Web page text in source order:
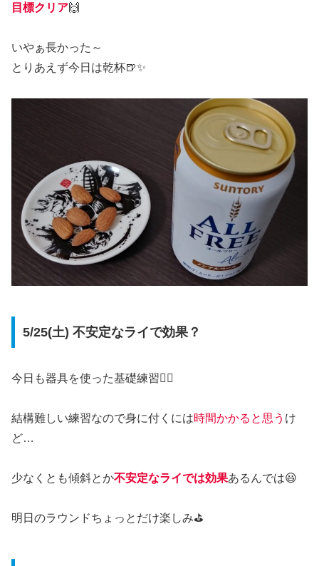
目標クリア🙌
いやぁ長かった～
とりあえず今日は乾杯🍺✨
5/25(土) 不安定なライで効果？
今日も器具を使った基礎練習🏌️‍♂️
結構難しい練習なので身に付くには時間かかると思う け
ど…
少なくとも傾斜とか不安定なライでは効果あるんでは😃
明日のラウンドちょっとだけ楽しみ⛳